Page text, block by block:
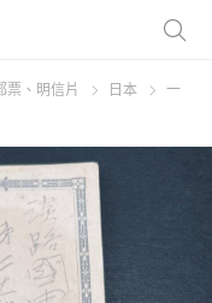
票、明信片 日本
一